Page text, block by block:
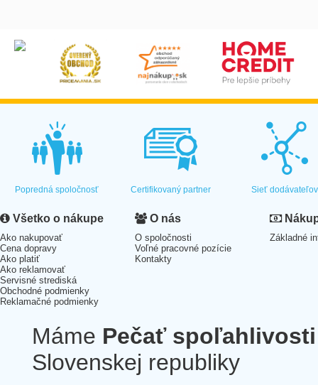
Popredná spoločnosť Certifikovaný partner Sieť dodávateľov
Všetko o nákupe
Ako nakupovať
Cena dopravy
Ako platiť
Ako reklamovať
Servisné strediská
Obchodné podmienky
Reklamačné podmienky
O nás
O spoločnosti
Voľné pracovné pozície
Kontakty
Základné
Máme Pečať spoľahlivosti
Slovenskej republiky